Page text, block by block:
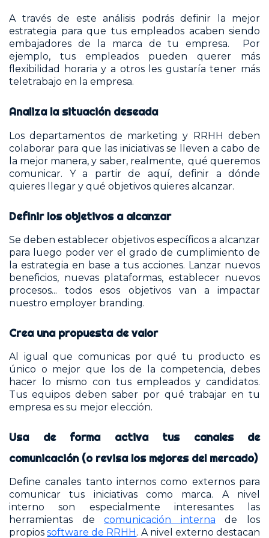
A través de este análisis podrás definir la mejor
estrategia para que tus empleados acaben siendo
embajadores de la marca de tu empresa. Por
ejemplo, tus empleados pueden querer más
flexibilidad horaria y a otros les gustaría tener más
teletrabajo en la empresa.
Analiza la situación deseada
Los departamentos de marketing y RRHH deben
colaborar para que las iniciativas se lleven a cabo de
la mejor manera, y saber, realmente, qué queremos
comunicar. Y a partir de aquí, definir a dónde
quieres llegar y qué objetivos quieres alcanzar.
Definir los objetivos a alcanzar
Se deben establecer objetivos específicos a alcanzar
para luego poder ver el grado de cumplimiento de
la estrategia en base a tus acciones. Lanzar nuevos
beneficios, nuevas plataformas, establecer nuevos
procesos... todos esos objetivos van a impactar
nuestro employer branding.
Crea una propuesta de valor
Al igual que comunicas por qué tu producto es
único o mejor que los de la competencia, debes
hacer lo mismo con tus empleados y candidatos.
Tus equipos deben saber por qué trabajar en tu
empresa es su mejor elección.
Usa de forma activa tus canales de
comunicación (o revisa los mejores del mercado)
Define canales tanto internos como externos para
comunicar tus iniciativas como marca. A nivel
interno son especialmente interesantes las
herramientas decomunicación interna de los
propiossoftware de RRHH . A nivel externo destacan